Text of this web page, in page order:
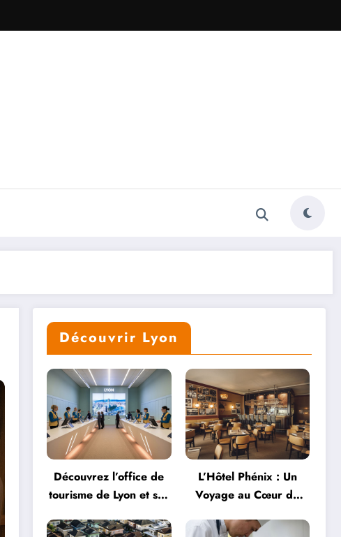
Découvrir Lyon
Découvrez l’office de
tourisme de Lyon et ses
L’Hôtel Phénix : Un
Voyage au Cœur de